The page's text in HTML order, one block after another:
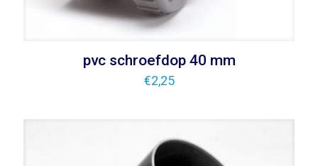
pvc schroefdop 40 mm
€2,25